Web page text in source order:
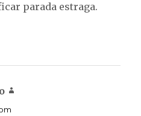
parada estraga.